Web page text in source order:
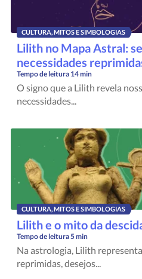
CULTURA, MITOS E SIMBOLOGIAS
Lilith no Mapa Astral:
necessidades
Tempo de leitura 14 min
O signo que a Lilith revela
necessidades...
CULTURA, MITOS E SIMBOLOGIAS
Lilith e o mito da
Tempo de leitura5 min
Na astrologia, Lilith
reprimidas, desejos...